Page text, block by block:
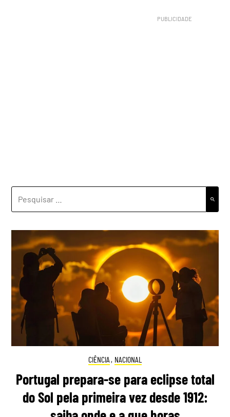
CIÊNCIA , NACIONAL
Portugal prepara-se para eclipse total
do Sol pela primeira vez desde 1912: